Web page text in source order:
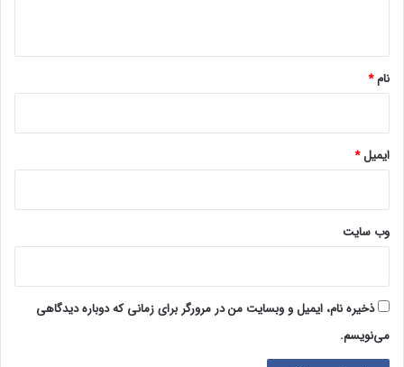
نام*
ایمیل*
وب‌ سایت
ذخیره نام، ایمیل و وبسایت من در مرورگر برای زمانی که دوباره دیدگاهی
می‌نویسم.